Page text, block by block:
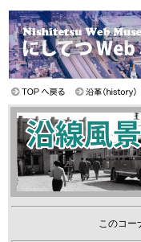
このコー